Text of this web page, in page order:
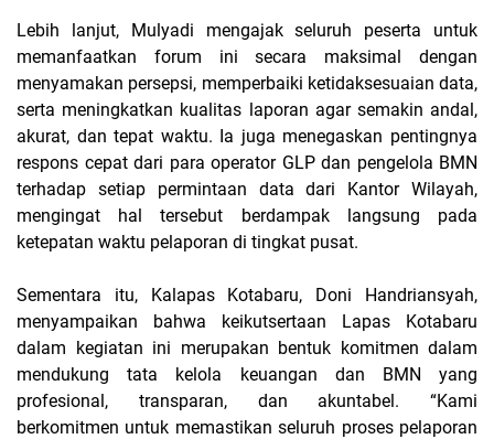
Lebih lanjut, Mulyadi mengajak seluruh peserta untuk
memanfaatkan forum ini secara maksimal dengan
menyamakan persepsi, memperbaiki ketidaksesuaian data,
serta meningkatkan kualitas laporan agar semakin andal,
akurat, dan tepat waktu. Ia juga menegaskan pentingnya
respons cepat dari para operator GLP dan pengelola BMN
terhadap setiap permintaan data dari Kantor Wilayah,
mengingat hal tersebut berdampak langsung pada
ketepatan waktu pelaporan di tingkat pusat.
Sementara itu, Kalapas Kotabaru, Doni Handriansyah,
menyampaikan bahwa keikutsertaan Lapas Kotabaru
dalam kegiatan ini merupakan bentuk komitmen dalam
mendukung tata kelola keuangan dan BMN yang
profesional, transparan, dan akuntabel. “Kami
berkomitmen untuk memastikan seluruh proses pelaporan